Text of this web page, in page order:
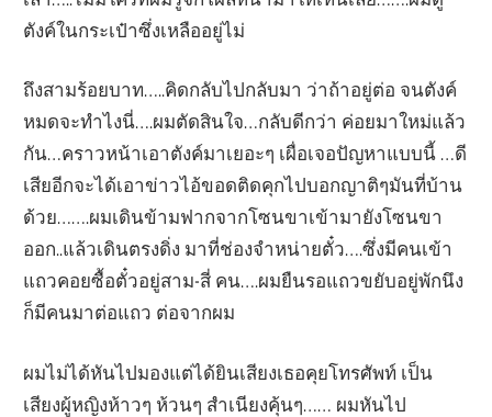
ตังค์ในกระเป๋าซึ่งเหลืออยู่ไม่
ถึงสามร้อยบาท…..คิดกลับไปกลับมา ว่าถ้าอยู่ต่อ จนตังค์
หมดจะทำไงนี่….ผมตัดสินใจ…กลับดีกว่า ค่อยมาใหม่แล้ว
กัน…คราวหน้าเอาตังค์มาเยอะๆ เผื่อเจอปัญหาแบบนี้ …ดี
เสียอีกจะได้เอาข่าวไอ้ขอดติดคุกไปบอกญาติๆมันที่บ้าน
ด้วย…….ผมเดินข้ามฟากจากโซนขาเข้ามายังโซนขา
ออก..แล้วเดินตรงดิ่ง มาที่ช่องจำหน่ายตั๋ว….ซึ่งมีคนเข้า
แถวคอยซื้อตั๋วอยู่สาม-สี่ คน….ผมยืนรอแถวขยับอยู่พักนึง
ก็มีคนมาต่อแถว ต่อจากผม
ผมไม่ได้หันไปมองแต่ได้ยินเสียงเธอคุยโทรศัพท์ เป็น
เสียงผู้หญิงห้าวๆ ห้วนๆ สำเนียงคุ้นๆ…… ผมหันไป